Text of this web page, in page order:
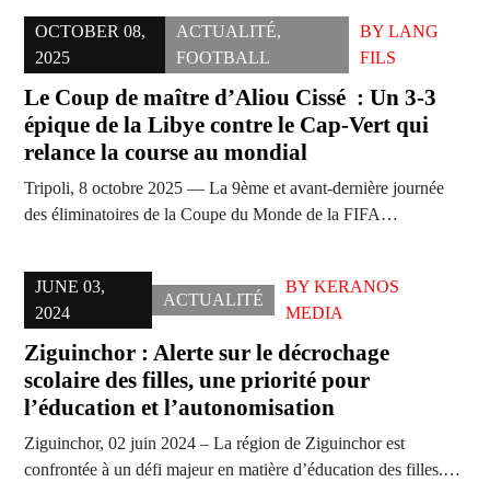
OCTOBER 08,
2025
ACTUALITÉ,
FOOTBALL
BYLANG
FILS
Le Coup de maître d’Aliou Cissé : Un 3-3
épique de la Libye contre le Cap-Vert qui
relance la course au mondial
Tripoli, 8 octobre 2025 — La 9ème et avant-dernière journée
des éliminatoires de la Coupe du Monde de la FIFA…
JUNE 03,
2024
ACTUALITÉ
BY KERANOS
MEDIA
Ziguinchor : Alerte sur le décrochage
scolaire des filles, une priorité pour
l’éducation et l’autonomisation
Ziguinchor, 02 juin 2024 – La région de Ziguinchor est
confrontée à un défi majeur en matière d’éducation des filles.…